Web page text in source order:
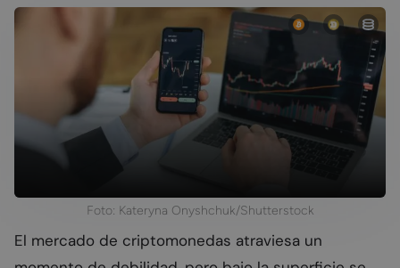
Foto: Kateryna Onyshchuk/Shutterstock
El mercado de criptomonedas atraviesa un